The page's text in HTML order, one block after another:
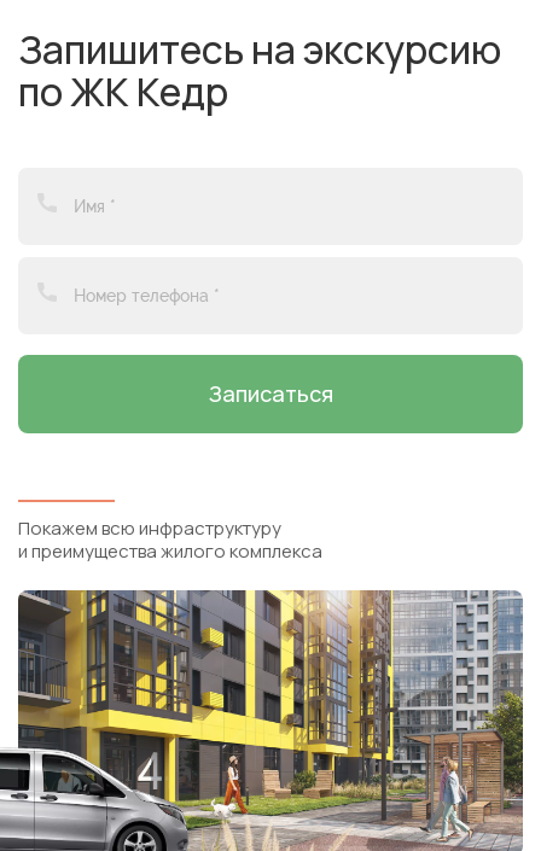
Уточнить актуальную цену →
Запишитесь на экскурсию
по ЖК Кедр
Записаться
Покажем всю инфраструктуру
и преимущества жилого комплекса